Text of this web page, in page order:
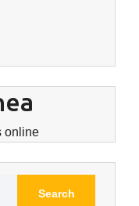
online